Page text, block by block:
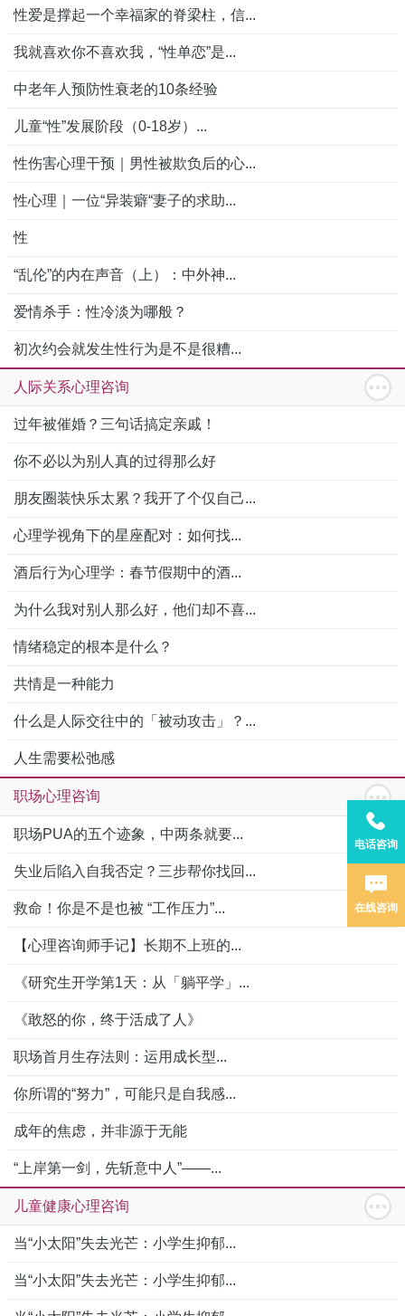
性爱是撑起一个幸福家的脊梁柱，信...
我就喜欢你不喜欢我，“性单恋”是...
中老年人预防性衰老的10条经验
儿童“性”发展阶段（0-18岁）...
性伤害心理干预｜男性被欺负后的心...
性心理｜一位“异装癖“妻子的求助...
性
“乱伦”的内在声音（上）：中外神...
爱情杀手：性冷淡为哪般？
初次约会就发生性行为是不是很糟...
人际关系心理咨询
过年被催婚？三句话搞定亲戚！
你不必以为别人真的过得那么好
朋友圈装快乐太累？我开了个仅自己...
心理学视角下的星座配对：如何找...
酒后行为心理学：春节假期中的酒...
为什么我对别人那么好，他们却不喜...
情绪稳定的根本是什么？
共情是一种能力
什么是人际交往中的「被动攻击」？...
人生需要松弛感
职场心理咨询
职场PUA的五个迹象，中两条就要...
失业后陷入自我否定？三步帮你找回...
救命！你是不是也被 “工作压力”...
【心理咨询师手记】长期不上班的...
《研究生开学第1天：从「躺平学」...
《敢怒的你，终于活成了人》
职场首月生存法则：运用成长型...
你所谓的“努力”，可能只是自我感...
成年的焦虑，并非源于无能
“上岸第一剑，先斩意中人”——...
儿童健康心理咨询
当“小太阳”失去光芒：小学生抑郁...
当“小太阳”失去光芒：小学生抑郁...
电话咨询
在线咨询